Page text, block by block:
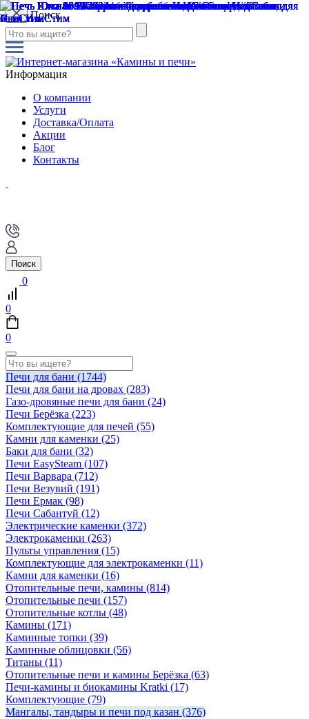
Поиск
Информация
О компании
Услуги
Доставка/Оплата
Акции
Блог
Контакты
Поиск
0
0
0
Печи для бани (1744)
Печи для бани на дровах (283)
Газо-дровяные печи для бани (24)
Печи Берёзка (223)
Комплектующие для печей (55)
Камни для каменки (25)
Баки для бани (32)
Печи EasySteam (107)
Печи Варвара (712)
Печи Везувий (191)
Печи Ермак (98)
Печи Сабантуй (12)
Электрические каменки (372)
Электрокаменки (263)
Пульты управления (15)
Комплектующие для электрокаменки (11)
Камни для каменки (16)
Отопительные печи, камины (814)
Отопительные печи (157)
Отопительные котлы (48)
Камины (171)
Каминные топки (39)
Каминные облицовки (56)
Титаны (11)
Отопительные печи и камины Берёзка (63)
Печи-камины и биокамины Kratki (17)
Комплектующие (79)
Мангалы, тандыры и печи под казан (376)